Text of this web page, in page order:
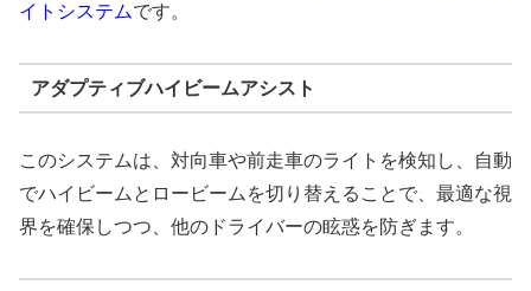
イトシステムです。
アダプティブハイビームアシスト
このシステムは、対向車や前走車のライトを検知し、自動
でハイビームとロービームを切り替えることで、最適な視
界を確保しつつ、他のドライバーの眩惑を防ぎます。